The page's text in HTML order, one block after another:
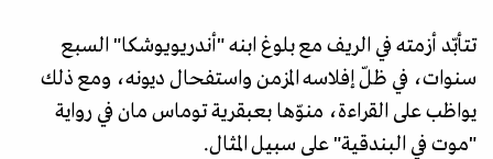
تتأبّد أزمته في الريف مع بلوغ ابنه "أندريويوشكا" السبع
سنوات، في ظلّ إفلاسه المزمن واستفحال ديونه، ومع ذلك
يواظب على القراءة، منوّها بعبقرية توماس مان في رواية
"موت في البندقية" على سبيل المثال.